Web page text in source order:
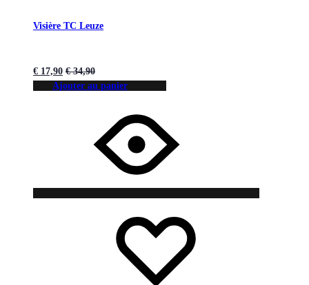
Visière TC Leuze
€ 17,90 €34,90
Ajouter au panier